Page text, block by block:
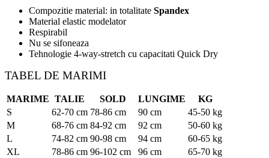
Compozitie material: in totalitate Spandex
Material elastic modelator
Respirabil
Nu se sifoneaza
Tehnologie 4-way-stretch cu capacitati Quick Dry
TABEL DE MARIMI
MARIME TALIE SOLD LUNGIME
KG
S
62-70 cm 78-86 cm 90 cm
45-50 kg
M
68-76 cm 84-92 cm 92 cm
50-60 kg
L
74-82 cm 90-98 cm 94 cm
60-65 kg
XL
78-86 cm 96-102 cm 96 cm
65-70 kg